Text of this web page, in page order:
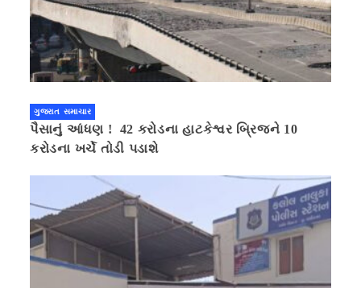
ગુજરાત સમાચાર
પૈસાનું આંધણ ! 42 કરોડના હાટકેશ્વર બ્રિજને 10
કરોડના ખર્ચે તોડી પડાશે